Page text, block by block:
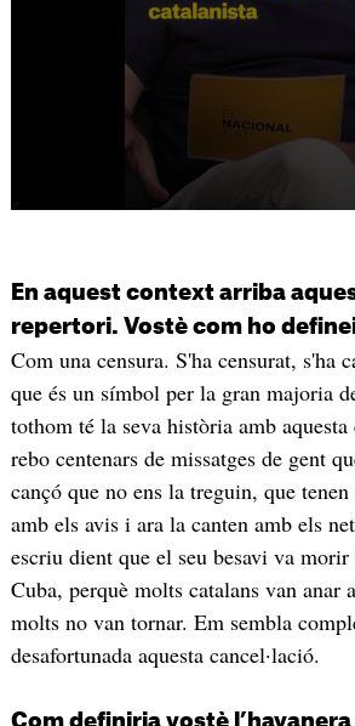
En aquest context arriba
repertori. Vostè com ho
Com una censura. S'ha censurat, s'ha
que és un símbol per la gran majoria
tothom té la seva història amb
rebo centenars de missatges de gent
cançó que no ens la treguin, que
amb els avis i ara la canten amb els
escriu dient que el seu besavi va
Cuba, perquè molts catalans van anar
molts no van tornar. Em sembla
desafortunada aquesta cancel·lació.
Com definiria vostè l’havanera